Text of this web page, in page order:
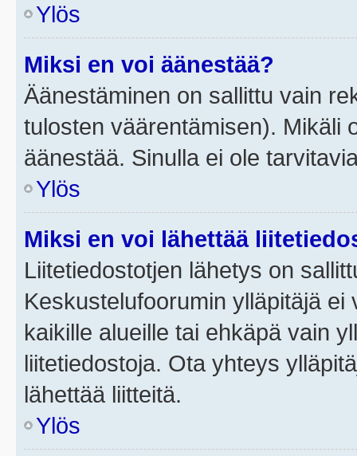
Ylös
Miksi en voi äänestää?
Äänestäminen on sallittu vain
tulosten väärentämisen). Mikäli
äänestää. Sinulla ei ole
Ylös
Miksi en voi lähettää
Liitetiedostotjen lähetys on
Keskustelufoorumin ylläpitäjä
kaikille alueille tai ehkäpä vain
liitetiedostoja. Ota yhteys
lähettää liitteitä.
Ylös